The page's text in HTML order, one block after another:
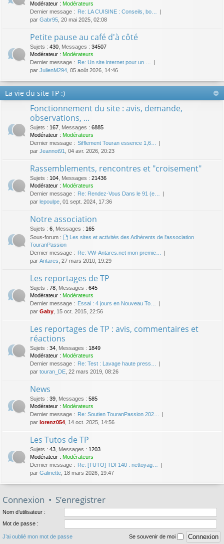
Modérateur : Modérateurs
Dernier message :
Re: LA CUISINE : Conseils, bo…
par Gabr95 , 20 mai 2025, 02:08
Petite pause au café d'à côté
Sujets : 430 Messages : 34507
Modérateur : Modérateurs
Dernier message :
Re: Un site internet pour un …
par JulienM294 , 05 août 2026, 14:46
La vie du site TP :)
Fonctionnement du site : avis, demande,
observations, ...
Sujets : 167 Messages : 6885
Modérateur : Modérateurs
Dernier message : Sifflement Touran essence 1,6…
par Jeannot91 , 04 avr. 2026, 20:23
Rassemblements, rencontres et "croisement"
Sujets : 104 Messages : 21436
Modérateur : Modérateurs
Dernier message :
Re: Rendez-Vous Dans le 91 (e…
par lepoulpe , 01 sept. 2024, 17:36
Notre association
Sujets : 6 Messages : 165
Sous-forum :
Les sites et activités des Adhérents de l'association
TouranPassion
Dernier message :
Re: VW-Antares.net mon premie…
par Antares , 27 mars 2010, 19:29
Les reportages de TP
Sujets : 78 Messages : 645
Modérateur : Modérateurs
Dernier message :
Essai : 4 jours en Nouveau To…
par Gaby , 15 oct. 2015, 22:56
Les reportages de TP : avis, commentaires et
réactions
Sujets : 34 Messages : 1849
Modérateur : Modérateurs
Dernier message :
Re: Test : Lavage haute press…
par touran_DE , 22 mars 2019, 08:26
News
Sujets : 39 Messages : 585
Modérateur : Modérateurs
Dernier message :
Re: Soutien TouranPassion 202…
par lorenz054 , 14 oct. 2025, 14:56
Les Tutos de TP
Sujets : 43 Messages : 1203
Modérateur : Modérateurs
Dernier message :
Re: [TUTO] TDI 140 : nettoyag…
par Galinette , 18 mars 2026, 19:47
Connexion • S’enregistrer
Nom d’utilisateur :
Mot de passe :
J’ai oublié mon mot de passe Se souvenir de moi